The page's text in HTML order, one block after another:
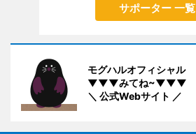
サポーター 一覧
モグハルオフィシャル
▼▼▼みてね~▼▼▼
＼ 公式Webサイト ／